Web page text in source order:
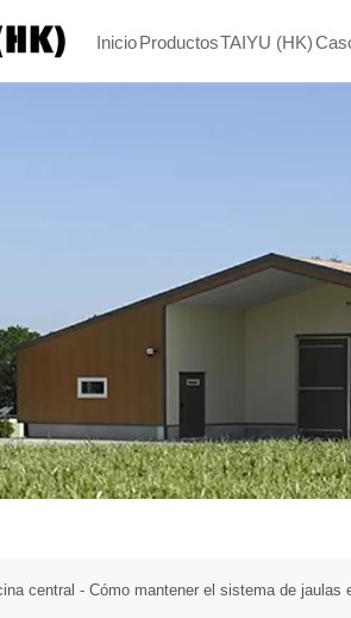
InicioProductosTAIYU (HK)
central - Cómo mantener el sistema de jaulas